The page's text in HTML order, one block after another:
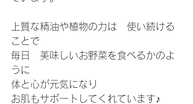
上質な精油や植物の力は　使い続ける
ことで
毎日　美味しいお野菜を食べるかのよ
うに
体と心が元気になり
お肌もサポートしてくれています♪